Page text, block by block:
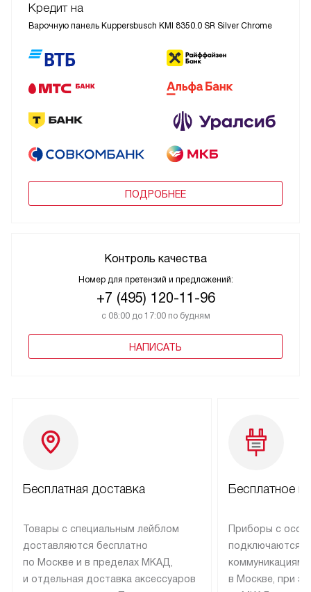
Кредит на
Варочную панель Kuppersbusch KMI 8350.0 SR Silver Chrome
ПОДРОБНЕЕ
Контроль качества
Номер для претензий и предложений:
+7 (495) 120-11-96
с 08:00 до 17:00 по будням
НАПИСАТЬ
Бесплатная доставка
Товары с специальным лейблом
доставляются бесплатно
по Москве и в пределах МКАД,
и отдельная доставка аксессуаров
Бесплатное
Приборы с
подключаются к
коммуникациям
в Москве, при